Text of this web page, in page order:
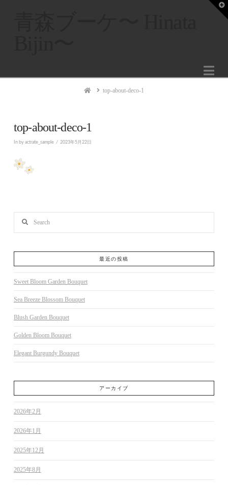
Hometop-about-deco-1
top-about-deco-1
In by actrate_sample 2023年5月22日
最近の投稿
Sweet Bloom Garden Bouquet
Sea Breeze Blossom Bouquet
Blush Garden Bouquet
Golden Bloom Bouquet
Elegant Burgundy Bouquet
アーカイブ
2026年2月
2026年1月
2025年12月
2025年8月